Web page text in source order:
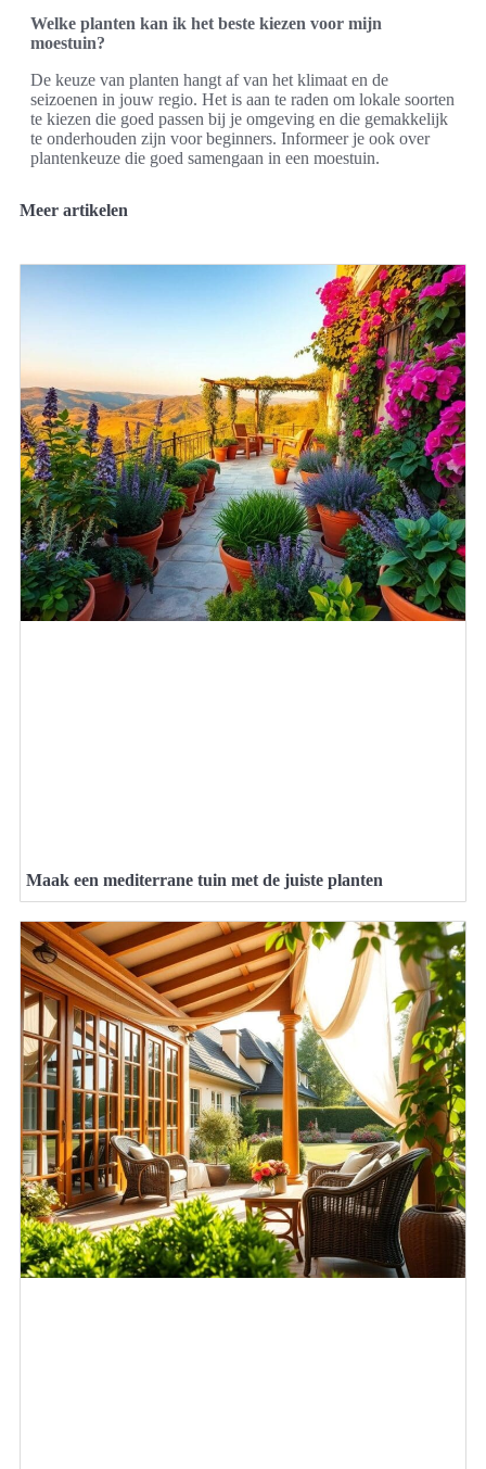
Welke planten kan ik het beste kiezen voor mijn
moestuin?
De keuze van planten hangt af van het klimaat en de
seizoenen in jouw regio. Het is aan te raden om lokale soorten
te kiezen die goed passen bij je omgeving en die gemakkelijk
te onderhouden zijn voor beginners. Informeer je ook over
plantenkeuze die goed samengaan in een moestuin.
Meer artikelen
Maak een mediterrane tuin met de juiste planten